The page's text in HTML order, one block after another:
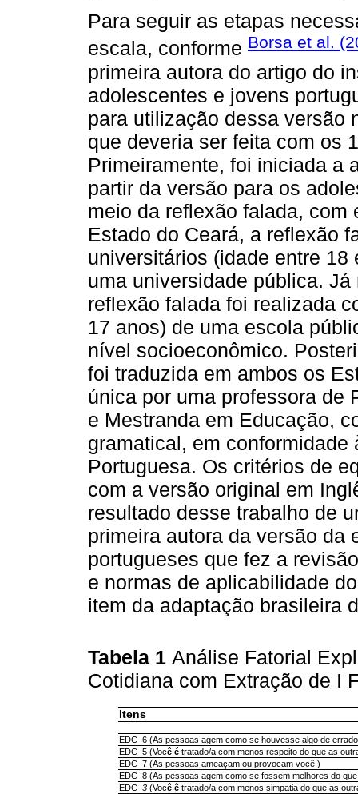
Para seguir as etapas
escala, conforme Borsa et al.
primeira autora do artigo do
adolescentes e jovens
para utilização dessa versão
que deveria ser feita com os
Primeiramente, foi iniciada a
partir da versão para os
meio da reflexão falada,
Estado do Ceará, a reflexão
universitários (idade entre
uma universidade pública.
reflexão falada foi realizada
17 anos) de uma escola
nível socioeconômico.
foi traduzida em ambos os
única por uma professora de
e Mestranda em Educação,
gramatical, em
Portuguesa. Os critérios de
com a versão original em
resultado desse trabalho de
primeira autora da versão da
portugueses que fez a
e normas de aplicabilidade
item da adaptação brasileira
Tabela 1 Análise Fatorial
Cotidiana com Extração de I
Itens
EDC_ 6 (As pessoas agem como se houvesse algo de
EDC_ 5 (Você étratado/a com menos respeito do que as
EDC_ 7 (As pessoas ameaçam ou provocam você.)
EDC_ 8 (As pessoas agem como se fossem melhores do
EDC_ 3(Você êtratado/a com menos simpatia do que as